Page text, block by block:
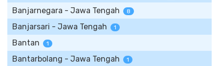
Banjarnegara - Jawa Tengah 8
Banjarsari - Jawa Tengah 1
Bantan 1
Bantarbolang - Jawa Tengah 1